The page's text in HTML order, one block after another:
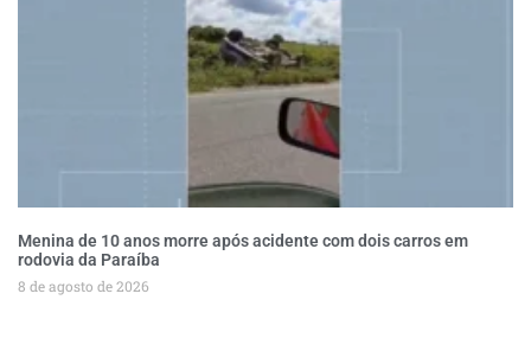
Menina de 10 anos morre após acidente com dois carros em
rodovia da Paraíba
8 de agosto de 2026